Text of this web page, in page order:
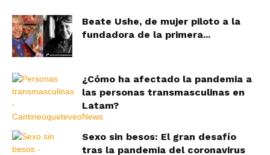
Beate Ushe, de mujer piloto a la
fundadora de la primera...
¿Cómo ha afectado la pandemia a
las personas transmasculinas en
Latam?
Sexo sin besos: El gran desafío
tras la pandemia del coronavirus